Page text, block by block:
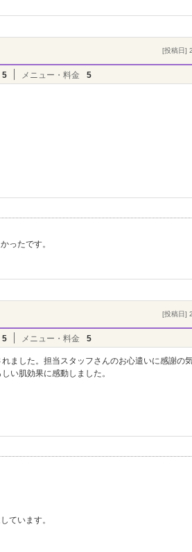
[投稿日]
5 メニュー・料金 5
ったです。
[投稿日]
5 メニュー・料金 5
ました。担当スタッフさんのお心遣いに感謝の
い肌効果に感動しました。
ています。